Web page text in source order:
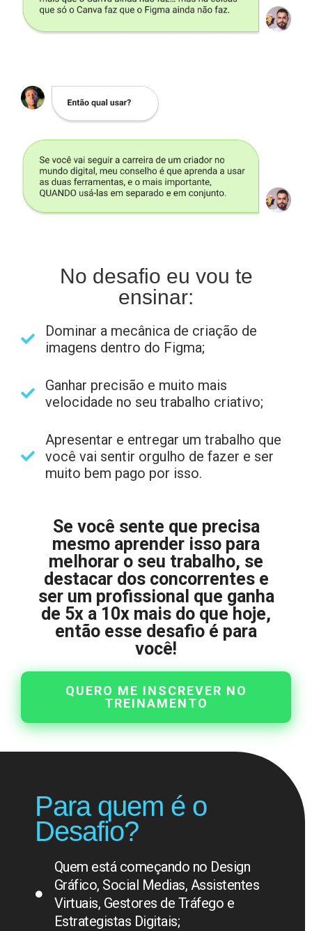
No desafio eu vou te
ensinar:
Dominar a mecânica de criação de
imagens dentro do Figma;
Ganhar precisão e muito mais
velocidade no seu trabalho criativo;
Apresentar e entregar um trabalho que
você vai sentir orgulho de fazer e ser
muito bem pago por isso.
Se você sente que precisa
mesmo aprender isso para
melhorar o seu trabalho, se
destacar dos concorrentes e
ser um profissional que ganha
de 5x a 10x mais do que hoje,
então esse desafio é para
você!
QUERO ME INSCREVER NO
TREINAMENTO
Para quem é o
Desafio?
Quem está começando no Design
Gráfico, Social Medias, Assistentes
Virtuais, Gestores de Tráfego e
Estrategistas Digitais;